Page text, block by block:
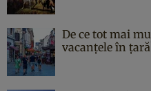
De ce tot mai
vacanțele în